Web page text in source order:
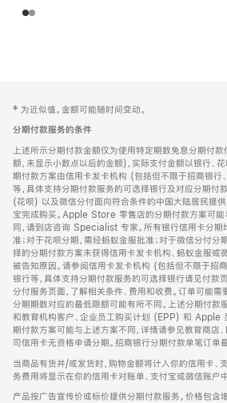
页
页
脚
注
‡ 为近似值。金额可能随时间变动。
分期付款服务的条件
上述所示分期付款金额仅为使用特定期数免息分期付
额，未显示小数点以后的金额)，实际支付金额以银行、
期付款方案由信用卡发卡机构 (包括但不限于招商银行
等，具体支持分期付款服务的可选择银行及对应分期付
(花呗) 以及微信分付面向符合条件的中国大陆居民提供
宝完成购买。Apple Store 零售店的分期付款方案可
同，请到店咨询 Specialist 专家。所有银行信用卡分期
准；对于花呗分期，需经蚂蚁金服批准；对于微信分付分
择的分期付款方案未获得信用卡发卡机构、蚂蚁金服或
被告知原因。请参阅信用卡发卡机构 (包括但不限于招
银行等，具体支持分期付款服务的可选择银行请见付款
分付服务页面，了解相关条件、费用和收费。订单可能需
分期期数对应的最低限额可能有所不同。上述分期付款
和教育机构客户、企业员工购买计划 (EPP) 和 Apple
期付款方案可能与上述方案不同，详情请参见教育商店
司信用卡无资格申请分期。招商银行分期付款单笔订
当商品有货并/或发货时，购物金额将计入你的信用卡、
务费用将显示在你的信用卡对账单、支付宝或微信账户中
产品按广告宣传价或标价提供分期付款服务。价格包含